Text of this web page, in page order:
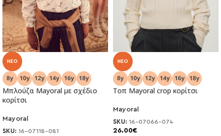
NEO
Μπλούζα Μayoral με σχέδιο
κορίτσι
Mayoral
SKU: 16-07118-081
NEO
Τοπ Μayoral crop κορίτσι
Mayoral
SKU: 16-07066-074
26.00€